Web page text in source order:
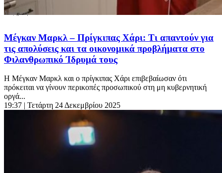
Μέγκαν Μαρκλ – Πρίγκιπας Χάρι: Τι απαντούν για
τις απολύσεις και τα οικονομικά προβλήματα στο
Φιλανθρωπικό Ίδρυμά τους
Η Μέγκαν Μαρκλ και ο πρίγκιπας Χάρι επιβεβαίωσαν ότι
πρόκειται να γίνουν περικοπές προσωπικού στη μη κυβερνητική
οργά...
19:37 | Τετάρτη 24 Δεκεμβρίου 2025